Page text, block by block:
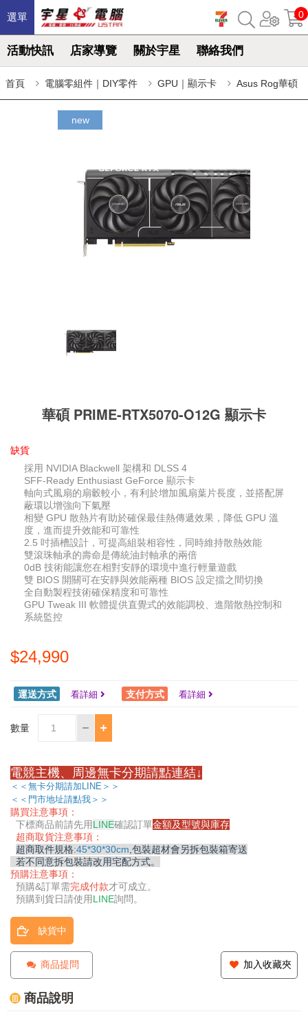
選單
活動快訊 店家導覽 關於宇星 聯絡我們
0
首頁 電腦零組件｜DIY零件 GPU｜顯示卡 Asus Rog華碩
new
華碩 PRIME-RTX5070-O12G 顯示卡
缺貨
採用 NVIDIA Blackwell 架構和 DLSS 4
SFF-Ready Enthusiast GeForce 顯示卡
軸向式風扇的扇轂較小，有利於增加風扇葉片長度，並搭配屏
蔽環以增強向下氣壓
相變 GPU 散熱片有助於確保最佳熱傳遞效果，降低 GPU 溫
度，進而提升效能和可靠性
2.5 吋插槽設計，可提高組裝相容性，同時維持散熱效能
雙滾珠軸承的壽命是傳統油封軸承的兩倍
0dB 技術能讓您在相對安靜的環境中進行輕量遊戲
雙 BIOS 開關可在安靜與效能兩種 BIOS 設定擋之間切換
全自動製程技術確保精度和可靠性
GPU Tweak III 軟體提供直覺式的效能調校、進階散熱控制和
系統監控
$24,990
運送方式 看詳細 支付方式 看詳細
數量
電競主機、周邊無卡分期請點連結↓
＜＜無卡分期請加LINE＞＞
＜＜門市地址請點我＞＞
購買注意事項：
下標商品前請先用LINE確認訂單金額及型號與庫存
超商取貨注意事項：
超商取件規格:45*30*30cm ,包裝超材會另拆包裝箱寄送
若不同意拆包裝請改用宅配方式。
預購注意事項：
預購&訂單需完成付款才可成立。
預購到貨日請使用LINE詢問。
缺貨中
商品提問 加入收藏夾
商品說明